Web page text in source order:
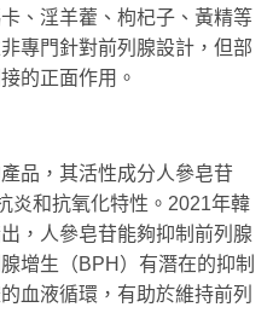
、淫羊藿、枸杞子、黃精等
專門針對前列腺設計，但部
的正面作用。
品，其活性成分人參皂苷
炎和抗氧化特性。2021年韓
，人參皂苷能夠抑制前列腺
增生（BPH）有潛在的抑制
血液循環，有助於維持前列